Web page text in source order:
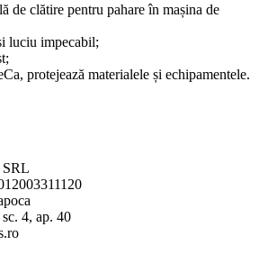
de clătire pentru pahare în mașina de
luciu impecabil;
protejează materialele și echipamentele.
SRL
4, ap. 40